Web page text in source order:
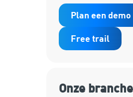
Plan een demo
Free trail
Onze